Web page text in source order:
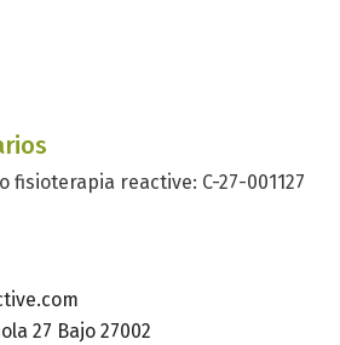
fisioterapia reactive: C-27-001127
27 Bajo 27002